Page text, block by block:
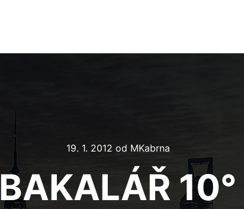
19. 1. 2012 od MKabrna
BAKALÁŘ 10°